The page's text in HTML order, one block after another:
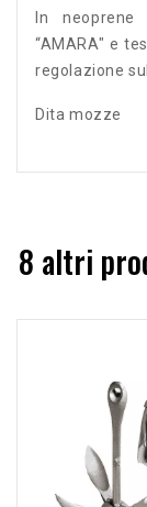
In
“AMARA" e
regolazione
Dita mozze
8 altri